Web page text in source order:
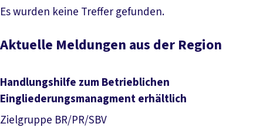
Veranstaltung anzeigen
Es wurden keine Treffer gefunden.
Aktuelle Meldungen aus der Region
Handlungshilfe zum Betrieblichen
Eingliederungsmanagment erhältlich
Zielgruppe BR/PR/SBV